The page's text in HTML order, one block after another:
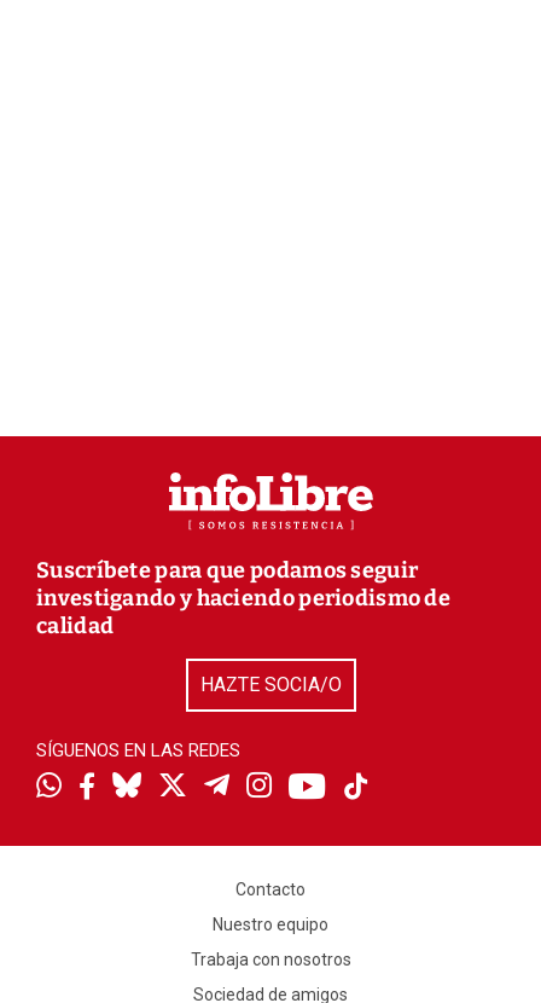
Suscríbete para que podamos seguir
investigando y haciendo periodismo de
calidad
HAZTE SOCIA/O
SÍGUENOS EN LAS REDES
Contacto
Nuestro equipo
Trabaja con nosotros
Sociedad de amigos